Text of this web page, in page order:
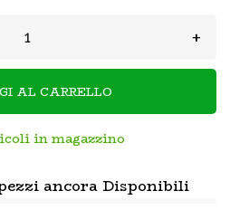
+
AL CARRELLO
in magazzino
ancora Disponibili